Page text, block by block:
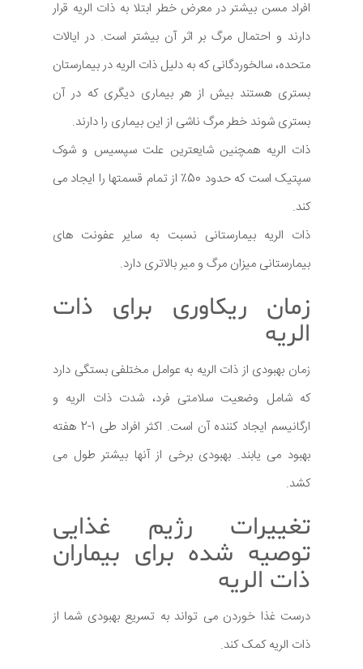
افراد مسن بیشتر در معرض خطر ابتلا به ذات الریه قرار
دارند و احتمال مرگ بر اثر آن بیشتر است. در ایالات
متحده، سالخوردگانی که به دلیل ذات الریه در بیمارستان
بستری هستند بیش از هر بیماری دیگری که در آن
بستری شوند خطر مرگ ناشی از این بیماری را دارند.
ذات الریه همچنین شایعترین علت سپسیس و شوک
سپتیک است که حدود 50٪ از تمام قسمتها را ایجاد می
کند.
ذات الریه بیمارستانی نسبت به سایر عفونت های
بیمارستانی میزان مرگ و میر بالاتری دارد.
زمان ریکاوری برای ذات
الریه
زمان بهبودی از ذات الریه به عوامل مختلفی بستگی دارد
که شامل وضعیت سلامتی فرد، شدت ذات الریه و
ارگانیسم ایجاد کننده آن است. اکثر افراد طی 1-2 هفته
بهبود می یابند. بهبودی برخی از آنها بیشتر طول می
کشد.
تغییرات رژیم غذایی
توصیه شده برای بیماران
ذات الریه
درست غذا خوردن می تواند به تسریع بهبودی شما از
ذات الریه کمک کند.